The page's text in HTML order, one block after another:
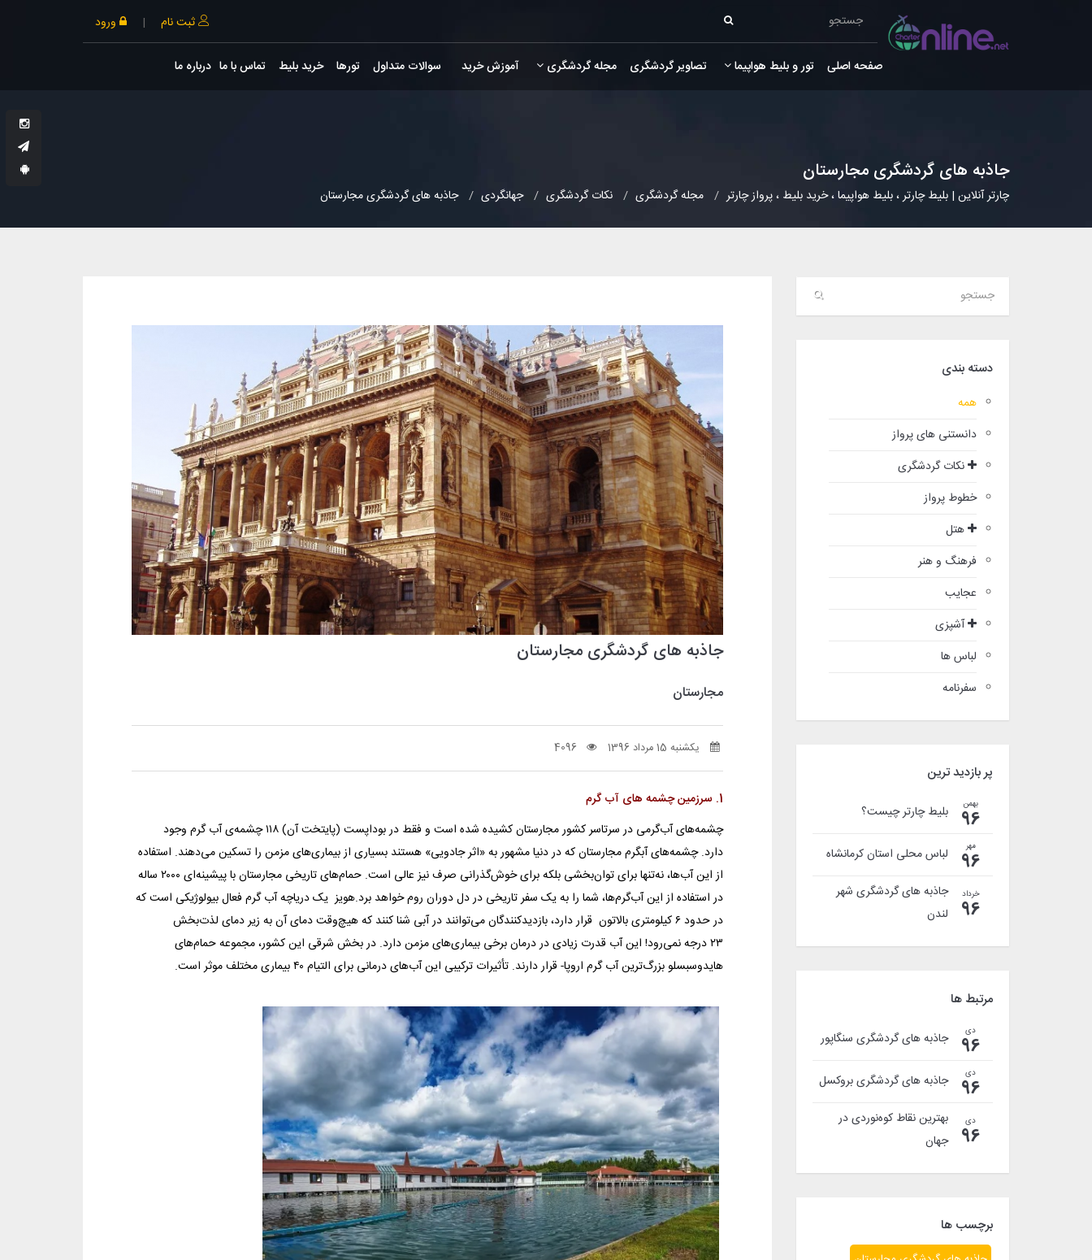
ثبت نام | ورود
صفحه اصلی تور و بلیط هواپیما تصاویر گردشگری مجله گردشگری آموزش خرید سوالات متداول تورها خرید بلیط تماس با ما درباره ما
جاذبه های گردشگری مجارستان
چارتر آنلاین | بلیط چارتر ، بلیط هواپیما ، خرید بلیط ، پرواز چارتر مجله گردشگری نکات گردشگری جهانگردی جاذبه های گردشگری مجارستان
دسته بندی
همه
دانستنی های پرواز
نکات گردشگری
خطوط پرواز
هتل
فرهنگ و هنر
عجایب
آشپزی
لباس ها
سفرنامه
پر بازدید ترین
بهمن
96 بلیط چارتر چیست؟
مهر
96 لباس محلی استان کرمانشاه
خرداد
96
جاذبه های گردشگری شهر
لندن
مرتبط ها
دی
96 جاذبه های گردشگری سنگاپور
دی
96 جاذبه های گردشگری بروکسل
دی
96
بهترین نقاط کوه‌نوردی در
جهان
برچسب ها
جاذبه های گردشگری مجارستان
مجارستان
یکشنبه 15 مرداد 1396 4096
1. سرزمین چشمه های آب گرم
چشمه‌های آب‌گرمی در سرتاسر کشور مجارستان کشیده شده‌ است و فقط در بوداپست (پایتخت آن) ۱۱۸ چشمه‌ی آب گرم وجود
دارد. چشمه‌‌های آبگرم مجارستان که در دنیا مشهور به «اثر جادویی» هستند بسیاری از بیماری‌های مزمن را تسکین می‌دهند. استفاده
از این آب‌ها، نه‌تنها برای توان‌بخشی بلکه برای خوش‌گذرانی صرف نیز عالی است. حمام‌های تاریخی مجارستان با پیشینه‌ای ۲۰۰۰ ساله
در استفاده از این آب‌گرم‌ها، شما را به یک سفر تاریخی در دل دوران روم خواهد برد.هویز یک دریاچه آب گرم فعال بیولوژیکی است که
در حدود ۶ کیلومتری بالاتون قرار دارد، بازدیدکنندگان می‌توانند در آبی شنا کنند که هیچ‌وقت دمای آن به زیر دمای لذت‌بخش
۲۳ درجه نمی‌رود! این آب قدرت زیادی در درمان برخی بیماری‌های مزمن دارد. در بخش شرقی این کشور، مجموعه حمام‌های
هایدوسبسلو بزرگ‌ترین آب گرم اروپا- قرار دارند. تأثیرات ترکیبی این آب‌‌های درمانی برای التیام ۴۰ بیماری مختلف موثر است.